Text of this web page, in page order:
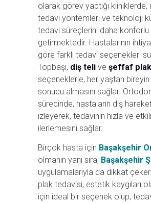
olarak görev yaptığı kliniklerde,
tedavi yöntemleri ve teknoloji
tedavi süreçlerini daha konforlu
getirmektedir. Hastalarının
göre farklı tedavi seçenekleri
Topbaşı, diş teli ve şeffaf plak
seçeneklerle, her yaştan bireyin
sonucu almasını sağlar.
sürecinde, hastaların diş
izleyerek, tedavinin hızla ve
ilerlemesini sağlar.
Birçok hasta için Başakşehir
olmanın yanı sıra, Başakşehir
uygulamalarıyla da dikkat
plak tedavisi, estetik kaygıları
için ideal bir seçenek olup,